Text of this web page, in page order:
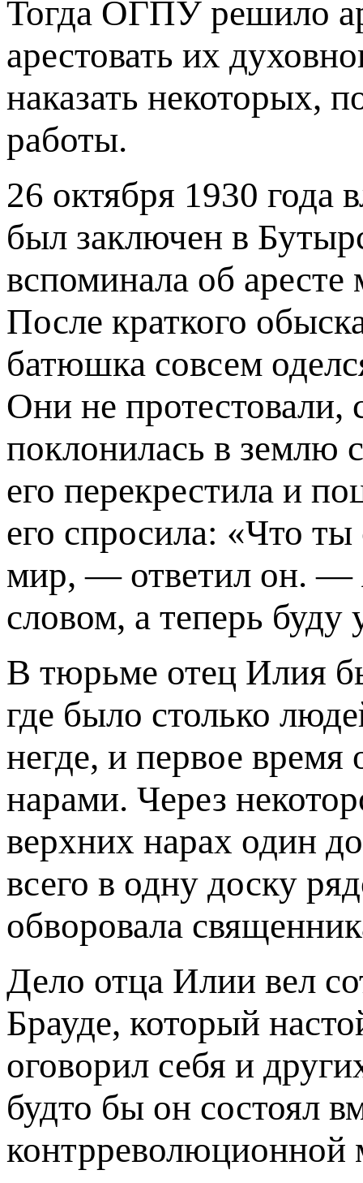
Тогда ОГПУ решило
арестовать их
наказать некоторых,
работы.
26 октября 1930 года
был заключен в
вспоминала об
После краткого
батюшка совсем
Они не протестовали,
поклонилась в землю
его перекрестила и
его спросила: «Что
мир, — ответил он. —
словом, а теперь
В тюрьме отец Илия
где было столько
негде, и первое время
нарами. Через
верхних нарах один
всего в одну доску
обворовала
Дело отца Илии вел
Брауде, который
оговорил себя и
будто бы он состоял
контрреволюционной